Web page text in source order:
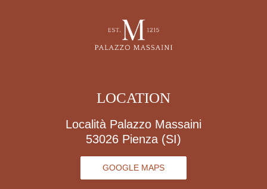
LOCATION
Località Palazzo Massaini
53026 Pienza (SI)
GOOGLE MAPS